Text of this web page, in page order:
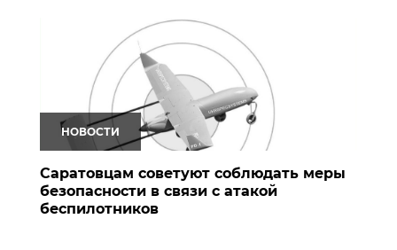
НОВОСТИ
Саратовцам советуют соблюдать меры
безопасности в связи с атакой
беспилотников